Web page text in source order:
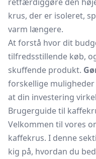
krus, der er isoleret,
varm længere.
At forstå hvor dit
tilfredsstillende køb,
skuffende produkt.
forskellige
at din investering
Brugerguide til
Velkommen til vores
kaffekrus. I denne
kig på, hvordan du